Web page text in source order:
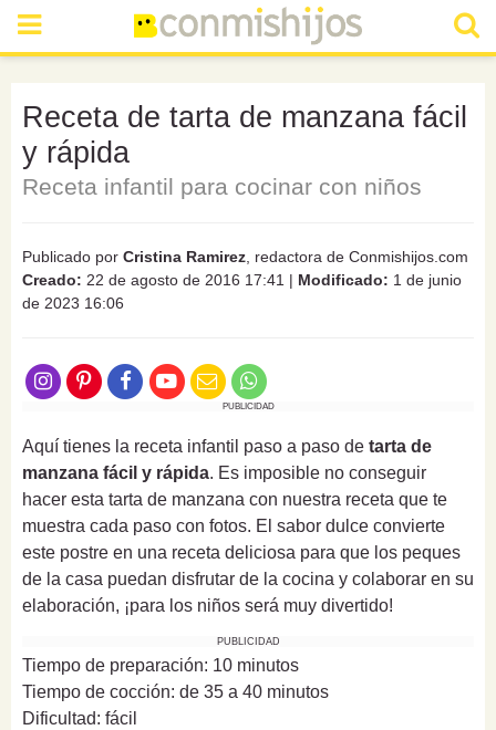
Receta de tarta de manzana fácil
y rápida
Receta infantil para cocinar con niños
Publicado por Cristina Ramirez , redactora de Conmishijos.com
Creado: 22 de agosto de 2016 17:41 | Modificado: 1 de junio
de 2023 16:06
PUBLICIDAD
Aquí tienes la receta infantil paso a paso de tarta de
manzana fácil y rápida. Es imposible no conseguir
hacer esta tarta de manzana con nuestra receta que te
muestra cada paso con fotos. El sabor dulce convierte
este postre en una receta deliciosa para que los peques
de la casa puedan disfrutar de la cocina y colaborar en su
elaboración, ¡para los niños será muy divertido!
PUBLICIDAD
Tiempo de preparación: 10 minutos
Tiempo de cocción: de 35 a 40 minutos
Dificultad: fácil